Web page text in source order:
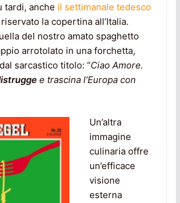
tardi, anche il settimanale tedesco
riservato la copertina all’Italia.
del nostro amato spaghetto
arrotolato in una forchetta,
sarcastico titolo: “Ciao Amore.
e trascina l’Europa con
Un’altra
immagine
culinaria offre
un’efficace
visione
esterna